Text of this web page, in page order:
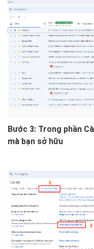
Bước 3: Trong phần
mà bạn sở hữu